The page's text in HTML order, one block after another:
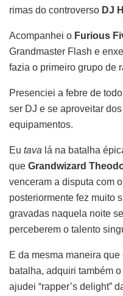
rimas do controverso DJ
Acompanhei o Furious
Grandmaster Flash e
fazia o primeiro grupo de
Presenciei a febre de
ser DJ e se aproveitar
equipamentos.
Eu tava lá na batalha
que Grandwizard
venceram a disputa com o
posteriormente fez muito
gravadas naquela noite
perceberem o talento
E da mesma maneira
batalha, adquiri também
ajudei “rapper’s delight”